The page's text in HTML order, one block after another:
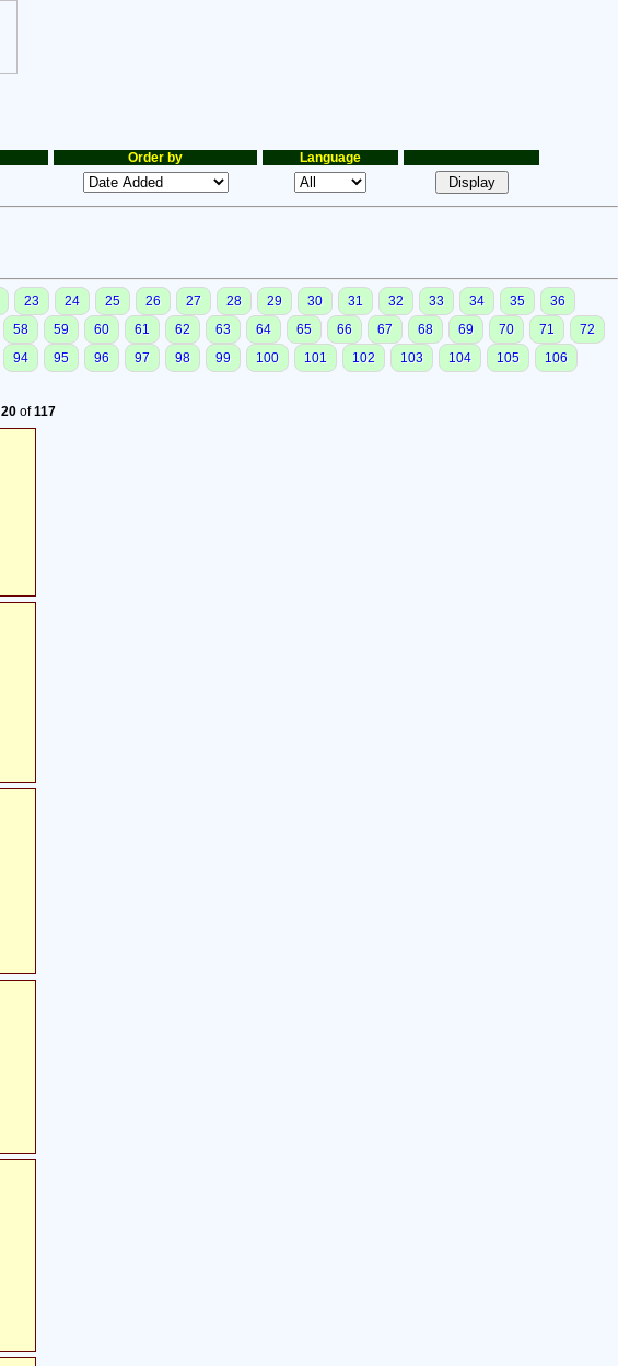
Order by Language
23 24 25 26 27 28 29 30 31 32 33 34 35
36
58 59 60 61 62 63 64 65 66 67 68 69 70 71
72
94 95 96 97 98 99 100 101 102 103 104 105
106
20of117